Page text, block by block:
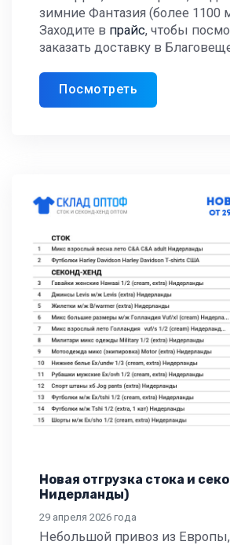
зимние Фантазия (более 1100
Заходите в прайс, чтобы
заказать доставку в
Посмотреть
Новая отгрузка стока и
Нидерланды)
29 апреля 2026 года
Небольшой привоз из